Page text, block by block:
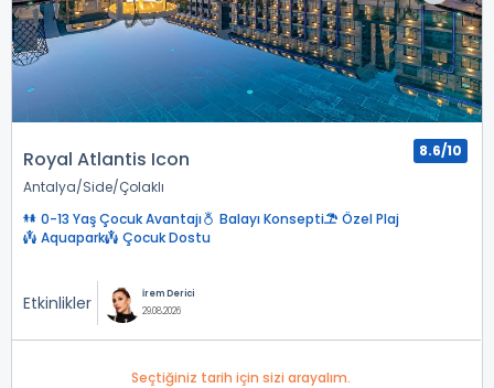
Royal Atlantis Icon
Antalya Side Çolaklı
8.6/10
0-13 Yaş Çocuk Avantajı Balayı Konsepti
Özel Plaj
Aquapark
Çocuk Dostu
Etkinlikler
İrem Derici
29.08.2026
Seçtiğiniz tarih için sizi arayalım.